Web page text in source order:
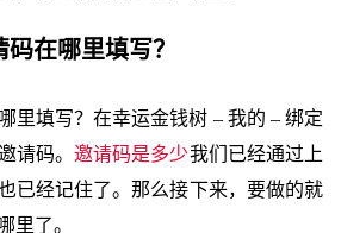
在哪里填写？
里填写？在幸运金钱树 – 我的 – 绑定
请码。邀请码是多少我们已经通过上
已经记住了。那么接下来，要做的就
里了。